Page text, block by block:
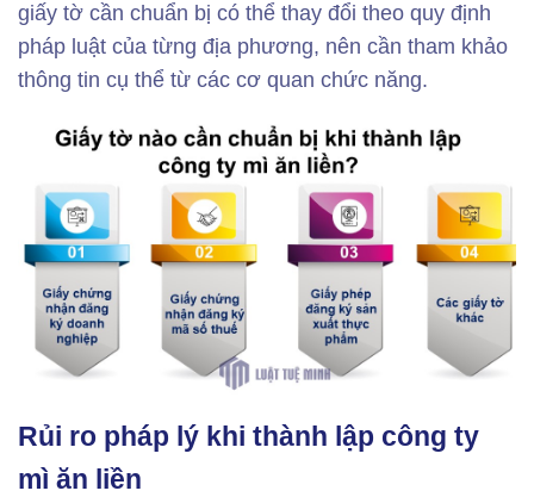
giấy tờ cần chuẩn bị có thể thay đổi theo quy định
pháp luật của từng địa phương, nên cần tham khảo
thông tin cụ thể từ các cơ quan chức năng.
Rủi ro pháp lý khi thành lập công ty
mì ăn liền